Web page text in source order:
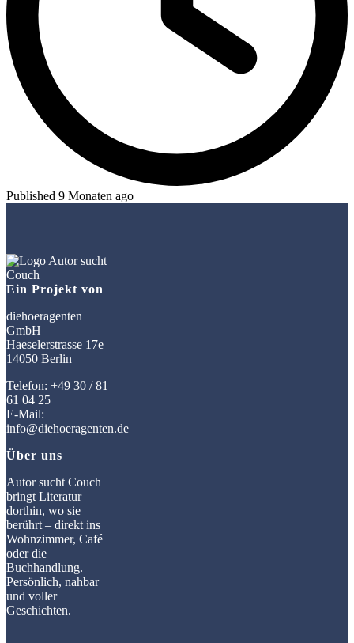
Published 9 Monaten ago
Ein Projekt von
diehoeragenten
GmbH
Haeselerstrasse 17e
14050 Berlin
Telefon: +49 30 / 81
61 04 25
E-Mail:
info@diehoeragenten.de
Über uns
Autor sucht Couch
bringt Literatur
dorthin, wo sie
berührt – direkt ins
Wohnzimmer, Café
oder die
Buchhandlung.
Persönlich, nahbar
und voller
Geschichten.